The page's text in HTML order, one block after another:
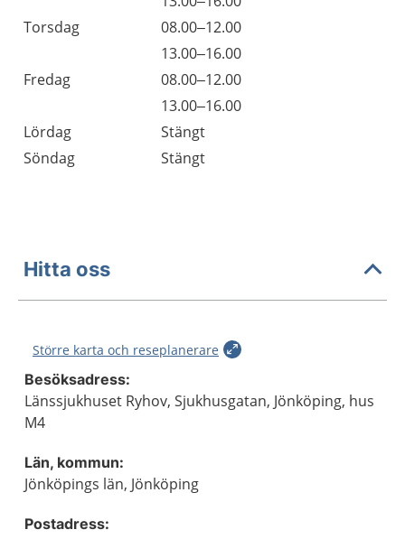
Torsdag
08.00–12.00
13.00–16.00
Fredag
08.00–12.00
13.00–16.00
Lördag
Stängt
Söndag
Stängt
Hitta oss
Större karta och reseplanerare
Besöksadress:
Länssjukhuset Ryhov, Sjukhusgatan, Jönköping, hus
M4
Län, kommun:
Jönköpings län, Jönköping
Postadress: